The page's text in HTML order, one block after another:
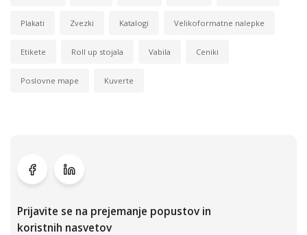
Plakati Zvezki Katalogi Velikoformatne nalepke
Etikete Roll up stojala Vabila Ceniki
Poslovne mape Kuverte
Prijavite se na prejemanje popustov in
koristnih nasvetov